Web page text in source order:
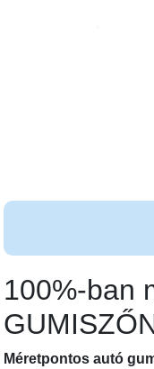
100%-ban
Méretpontos autó